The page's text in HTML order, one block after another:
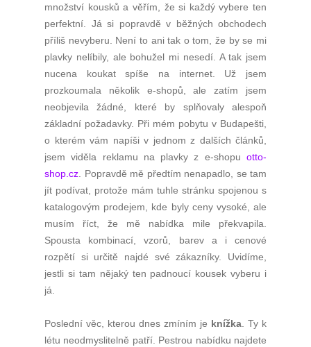
množství kousků a věřím, že si každý vybere ten
perfektní. Já si popravdě v běžných obchodech
příliš nevyberu. Není to ani tak o tom, že by se mi
plavky nelíbily, ale bohužel mi nesedí. A tak jsem
nucena koukat spíše na internet. Už jsem
prozkoumala několik e-shopů, ale zatím jsem
neobjevila žádné, které by splňovaly alespoň
základní požadavky. Při mém pobytu v Budapešti,
o kterém vám napíši v jednom z dalších článků,
jsem viděla reklamu na plavky z e-shopu otto-
shop.cz . Popravdě mě předtím nenapadlo, se tam
jít podívat, protože mám tuhle stránku spojenou s
katalogovým prodejem, kde byly ceny vysoké, ale
musím říct, že mě nabídka mile překvapila.
Spousta kombinací, vzorů, barev a i cenové
rozpětí si určitě najdé své zákazníky. Uvidíme,
jestli si tam nějaký ten padnoucí kousek vyberu i
já.
Poslední věc, kterou dnes zmíním je knížka . Ty k
létu neodmyslitelně patří. Pestrou nabídku najdete